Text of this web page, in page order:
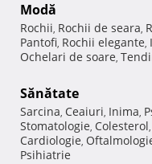
Modă
Rochii, Rochii de seara,
Pantofi, Rochii elegante,
Ochelari de soare,
Sănătate
Sarcina, Ceaiuri, Inima,
Stomatologie, Colesterol,
Cardiologie,
Psihiatrie